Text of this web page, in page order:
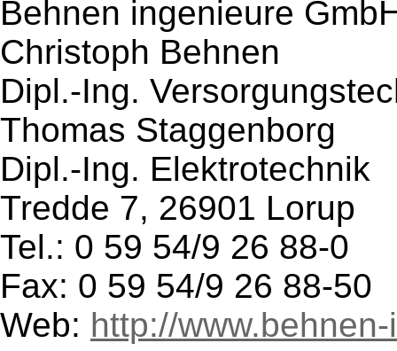
Behnen ingenieure
Christoph Behnen
Dipl.-Ing.
Thomas Staggenborg
Dipl.-Ing. Elektrotechnik
Tredde 7, 26901 Lorup
Tel.: 0 59 54/9 26 88-0
Fax: 0 59 54/9 26 88-50
Web: http://